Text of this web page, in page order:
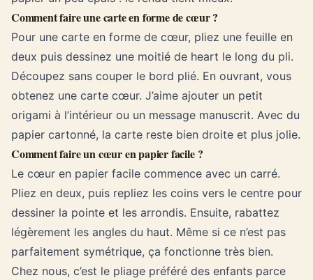
Comment faire une carte en forme de cœur ?
Pour une carte en forme de cœur, pliez une feuille en
deux puis dessinez une moitié de heart le long du pli.
Découpez sans couper le bord plié. En ouvrant, vous
obtenez une carte cœur. J’aime ajouter un petit
origami à l’intérieur ou un message manuscrit. Avec du
papier cartonné, la carte reste bien droite et plus jolie.
Comment faire un cœur en papier facile ?
Le cœur en papier facile commence avec un carré.
Pliez en deux, puis repliez les coins vers le centre pour
dessiner la pointe et les arrondis. Ensuite, rabattez
légèrement les angles du haut. Même si ce n’est pas
parfaitement symétrique, ça fonctionne très bien.
Chez nous, c’est le pliage préféré des enfants parce